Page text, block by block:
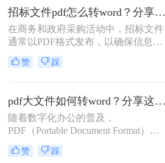
通常更为便捷。因此，掌握将PDF文
件转换为Word文档的方法，对于提高
工作效率至关重要。那么pdf格式怎样
转word格式呢？本文将详细介绍几种
将PDF转换为Word的有效方法。
招标文件pdf怎么转word？分享二个高效方法！
在商务和政府采购活动中，招标文件
通常以PDF格式发布，以确保信息的
完整性和安全性。然而，对于需要编
辑、修改或重新排版招标文件的用户
格式成为了一个常见的需求。本文将
为您详细介绍招标文件pdf怎么转word
的几种高效方法。
赞 踩
pdf大文件如何转word？分享这三种方法！
随着数字化办公的普及，
PDF（Portable Document Format）和
Word文档已成为我们日常工作中不可
或缺的文件格式。然而，在处理大型
赞 踩